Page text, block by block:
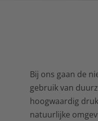
Bij ons gaan de
gebruik van
hoogwaardig
natuurlijke